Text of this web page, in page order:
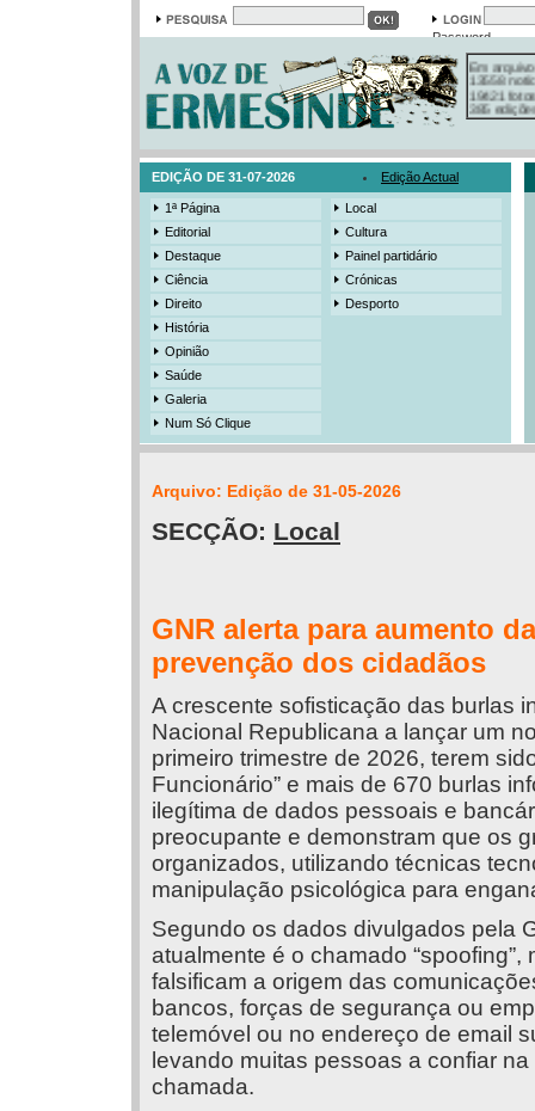
Password
Em arquivo
13558
19421
385
3206
EDIÇÃO DE 31-07-2026 Edição Actual
1ª Página
Editorial
Destaque
Ciência
Direito
História
Opinião
Saúde
Galeria
Num Só Clique
Local
Cultura
Painel partidário
Crónicas
Desporto
Arquivo: Edição de 31-05-2026
SECÇÃO: Local
GNR alerta para aumento
prevenção dos cidadãos
A crescente sofisticação das burlas
Nacional Republicana a lançar um
primeiro trimestre de 2026, terem
Funcionário” e mais de 670 burlas
ilegítima de dados pessoais e
preocupante e demonstram que os
organizados, utilizando técnicas
manipulação psicológica para
Segundo os dados divulgados pela
atualmente é o chamado
falsificam a origem das
bancos, forças de segurança ou
telemóvel ou no endereço de email
levando muitas pessoas a confiar
chamada.